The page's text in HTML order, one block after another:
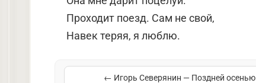
Проходит поезд. Сам не свой,
Навек теряя, я люблю.
← Игорь Северянин — Поздней осенью